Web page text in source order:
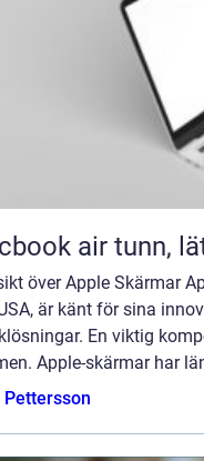
Macbook
över Apple Skärmar
är känt för sina
En viktig
Apple-skärmar har